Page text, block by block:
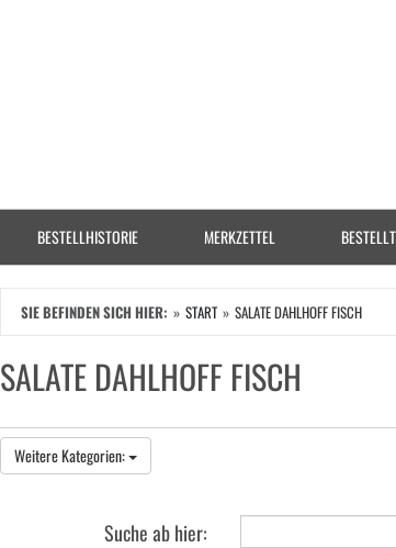
BESTELLHISTORIE MERKZETTEL
SIE BEFINDEN SICH HIER: START SALATE DAHLHOFF FISCH
SALATE DAHLHOFF FISCH
Weitere Kategorien:
Suche ab hier: